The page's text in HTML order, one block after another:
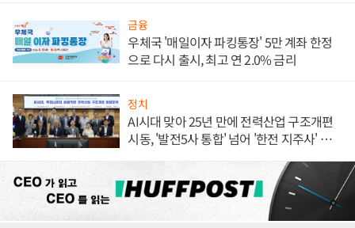
금융
우체국 '매일이자 파킹통장' 5만 계좌 한정
으로 다시 출시, 최고 연 2.0% 금리
정치
AI시대 맞아 25년 만에 전력산업 구조개편
시동, '발전5사 통합' 넘어 '한전 지주사' 재편